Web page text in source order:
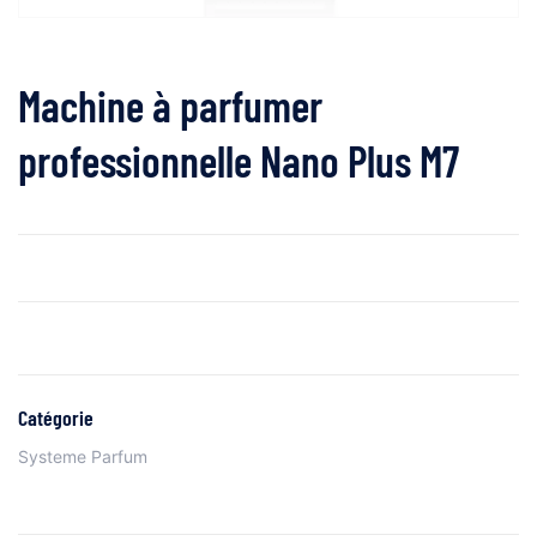
Machine à parfumer
professionnelle Nano Plus M7
Catégorie
Systeme Parfum